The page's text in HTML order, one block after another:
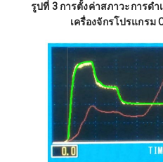
รูปที่ 3 การตั้งค่าสภาวะการด
เครื่องจักรโปรแกรม